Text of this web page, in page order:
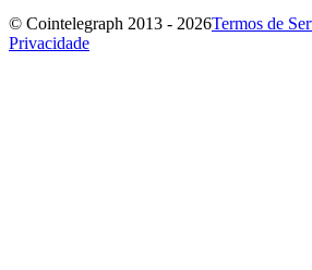
© Cointelegraph 2013 - 2026Termos de
Privacidade